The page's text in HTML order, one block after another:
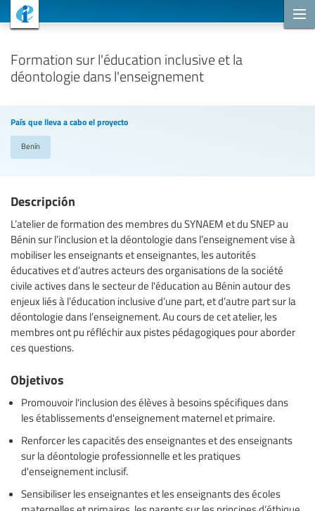
Formation sur l'éducation inclusive et la
déontologie dans l'enseignement
País que lleva a cabo el proyecto
Benín
Descripción
L’atelier de formation des membres du SYNAEM et du SNEP au
Bénin sur l’inclusion et la déontologie dans l’enseignement vise à
mobiliser les enseignants et enseignantes, les autorités
éducatives et d’autres acteurs des organisations de la société
civile actives dans le secteur de l'éducation au Bénin autour des
enjeux liés à l’éducation inclusive d’une part, et d’autre part sur la
déontologie dans l’enseignement. Au cours de cet atelier, les
membres ont pu réfléchir aux pistes pédagogiques pour aborder
ces questions.
Objetivos
Promouvoir l'inclusion des élèves à besoins spécifiques dans
les établissements d'enseignement maternel et primaire.
Renforcer les capacités des enseignantes et des enseignants
sur la déontologie professionnelle et les pratiques
d'enseignement inclusif.
Sensibiliser les enseignantes et les enseignants des écoles